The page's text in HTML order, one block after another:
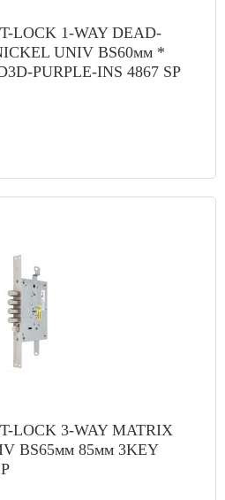
LOCK 1-WAY DEAD-
UNIV BS60мм *
PURPLE-INS 4867 SP
LOCK 3-WAY MATRIX
BS65мм 85мм 3KEY